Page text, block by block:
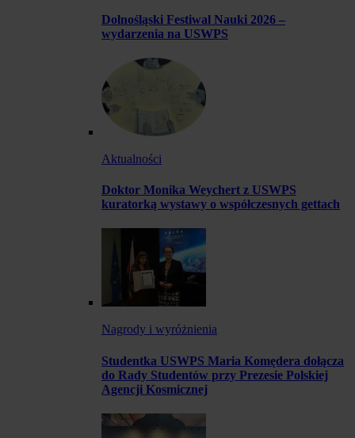
Dolnośląski Festiwal Nauki 2026 –
wydarzenia na USWPS
Aktualności
Doktor Monika Weychert z USWPS
kuratorką wystawy o współczesnych gettach
Nagrody i wyróżnienia
Studentka USWPS Maria Komędera dołącza
do Rady Studentów przy Prezesie Polskiej
Agencji Kosmicznej